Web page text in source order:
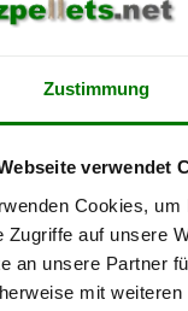
Zustimmung
verwendet
Cookies,
Zugriffe auf unsere
an unsere Partner
mit
gibt es?